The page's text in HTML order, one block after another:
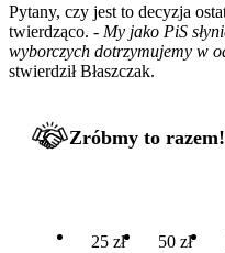
Pytany, czy jest to decyzja
twierdząco. - My jako PiS
wyborczych dotrzymujemy w
stwierdził Błaszczak.
Zróbmy to razem!
25 zł 50 zł